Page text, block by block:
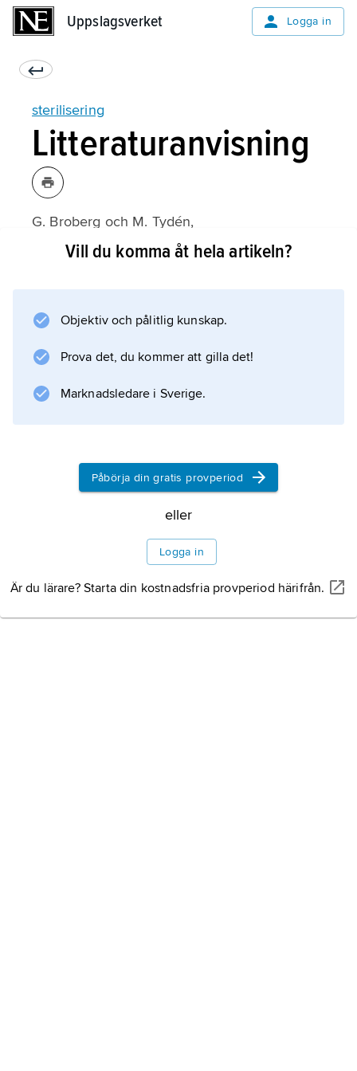
Uppslagsverket Logga in
sterilisering
Litteraturanvisning
G. Broberg och M. Tydén,
Oönskade i folkhemmet
Vill du komma åt hela artikeln?
Objektiv och pålitlig kunskap.
Prova det, du kommer att gilla det!
Marknadsledare i Sverige.
Påbörja din gratis provperiod
eller
Logga in
Är du lärare? Starta din kostnadsfria provperiod härifrån.